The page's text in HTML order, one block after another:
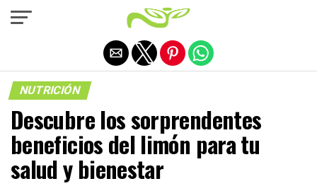
NUTRICIÓN
Descubre los sorprendentes
beneficios del limón para tu
salud y bienestar
Salir de la versión móvil